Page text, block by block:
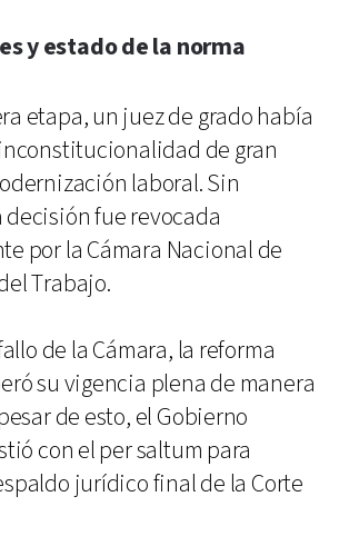
y estado de la norma
etapa, un juez de grado había
de gran
laboral. Sin
decisión fue revocada
por la Cámara Nacional de
Trabajo.
de la Cámara, la reforma
su vigencia plena de manera
de esto, el Gobierno
con el per saltum para
jurídico final de la Corte